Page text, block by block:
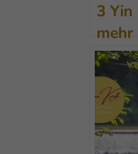
3 Yin
mehr
von